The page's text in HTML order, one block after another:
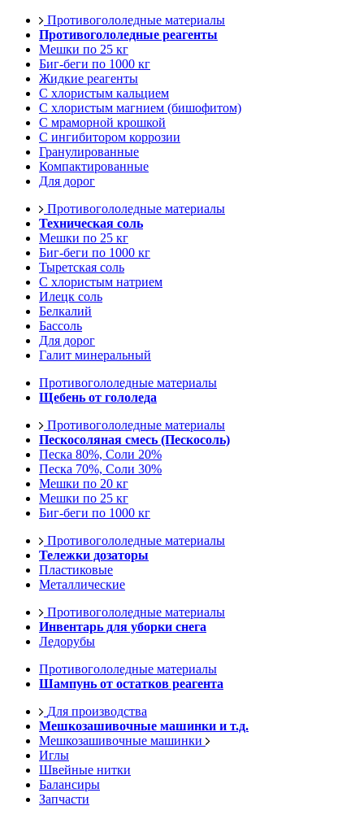
Противогололедные материалы
Противогололедные реагенты
Мешки по 25 кг
Биг-беги по 1000 кг
Жидкие реагенты
С хлористым кальцием
С хлористым магнием (бишофитом)
С мраморной крошкой
С ингибитором коррозии
Гранулированные
Компактированные
Для дорог
Противогололедные материалы
Техническая соль
Мешки по 25 кг
Биг-беги по 1000 кг
Тыретская соль
С хлористым натрием
Илецк соль
Белкалий
Бассоль
Для дорог
Галит минеральный
Противогололедные материалы
Щебень от гололеда
Противогололедные материалы
Пескосоляная смесь (Пескосоль)
Песка 80%, Соли 20%
Песка 70%, Соли 30%
Мешки по 20 кг
Мешки по 25 кг
Биг-беги по 1000 кг
Противогололедные материалы
Тележки дозаторы
Пластиковые
Металлические
Противогололедные материалы
Инвентарь для уборки снега
Ледорубы
Противогололедные материалы
Шампунь от остатков реагента
Для производства
Мешкозашивочные машинки и т.д.
Мешкозашивочные машинки
Иглы
Швейные нитки
Балансиры
Запчасти